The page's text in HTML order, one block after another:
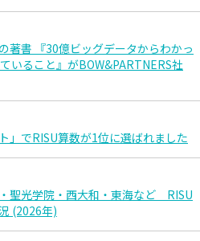
著書 『30億ビッグデータからわかっ
いること』がBOW&PARTNERS社
」でRISU算数が1位に選ばれました
聖光学院・西大和・東海など RISU
(2026年)